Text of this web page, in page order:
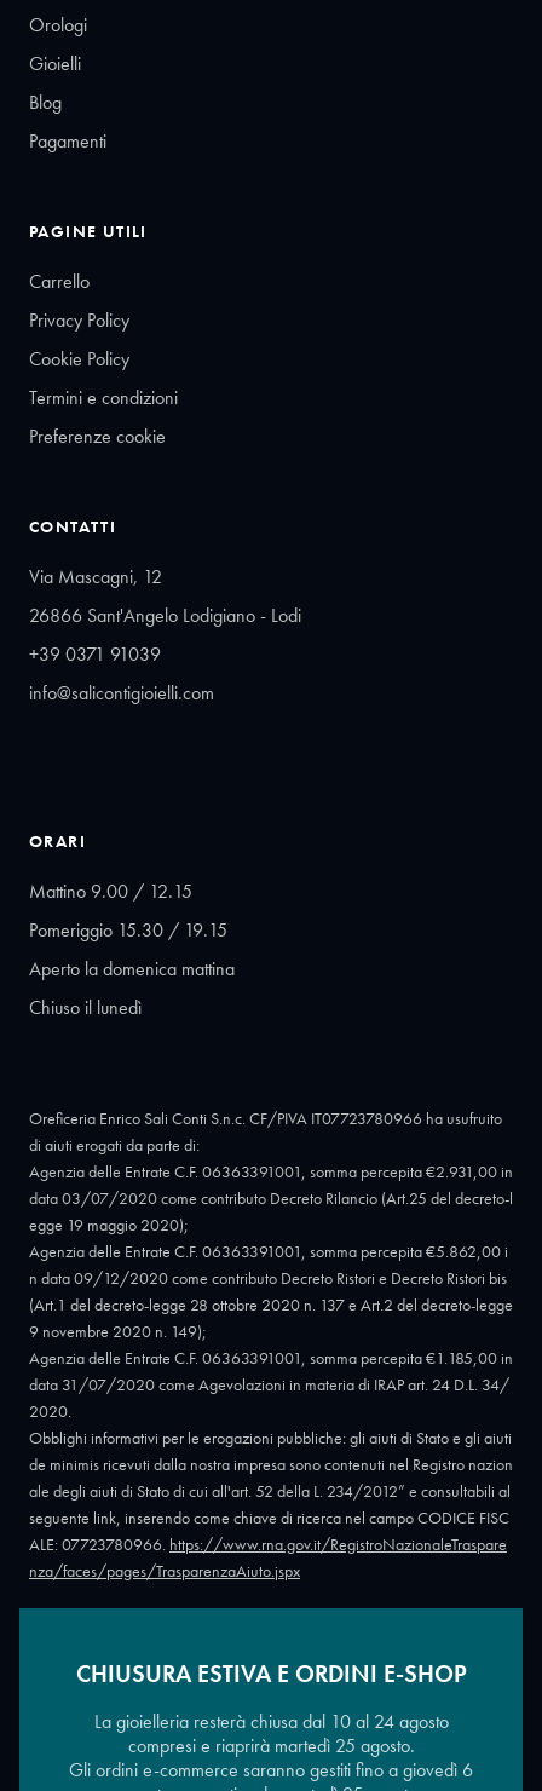
Orologi
Gioielli
Blog
Pagamenti
PAGINE UTILI
Carrello
Privacy Policy
Cookie Policy
Termini e condizioni
Preferenze cookie
CONTATTI
Via Mascagni, 12
26866 Sant'Angelo Lodigiano - Lodi
+39 0371 91039
info@salicontigioielli.com
ORARI
Mattino 9.00 / 12.15
Pomeriggio 15.30 / 19.15
Aperto la domenica mattina
Chiuso il lunedì
Oreficeria Enrico Sali Conti S.n.c. CF/PIVA IT07723780966 ha usufruito
di aiuti erogati da parte di:
Agenzia delle Entrate C.F. 06363391001, somma percepita €2.931,00 in
data 03/07/2020 come contributo Decreto Rilancio (Art.25 del decreto-l
egge 19 maggio 2020);
Agenzia delle Entrate C.F. 06363391001, somma percepita €5.862,00 i
n data 09/12/2020 come contributo Decreto Ristori e Decreto Ristori bis
(Art.1 del decreto-legge 28 ottobre 2020 n. 137 e Art.2 del decreto-legge
9 novembre 2020 n. 149);
Agenzia delle Entrate C.F. 06363391001, somma percepita €1.185,00 in
data 31/07/2020 come Agevolazioni in materia di IRAP art. 24 D.L. 34/
2020.
Obblighi informativi per le erogazioni pubbliche: gli aiuti di Stato e gli aiuti
de minimis ricevuti dalla nostra impresa sono contenuti nel Registro nazion
ale degli aiuti di Stato di cui all'art. 52 della L. 234/2012” e consultabili al
seguente link, inserendo come chiave di ricerca nel campo CODICE FISC
ALE: 07723780966. https://www.rna.gov.it/RegistroNazionaleTraspare
nza/faces/pages/TrasparenzaAiuto.jspx
Copyright © 2026 - Oreficeria Enrico Sali Conti e C. snc - Partita IVA
CHIUSURA ESTIVA E ORDINI E-SHOP
La gioielleria resterà chiusa dal 10 al 24 agosto
compresi e riaprirà martedì 25 agosto.
Gli ordini e-commerce saranno gestiti fino a giovedì 6